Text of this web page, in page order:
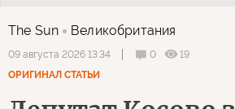
The Sun Великобритания
09 августа 2026 13:34 0
19
ОРИГИНАЛ СТАТЬИ